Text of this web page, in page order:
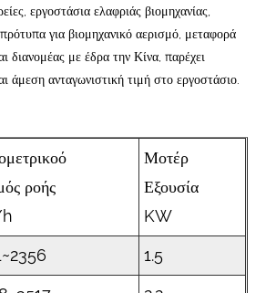
εργοστάσια ελαφριάς βιομηχανίας,
για βιομηχανικό αερισμό, μεταφορά
με έδρα την Κίνα, παρέχει
άμεση ανταγωνιστική τιμή στο εργοστάσιο.
ροής
Μοτέρ
Εξουσία
KW
1.5